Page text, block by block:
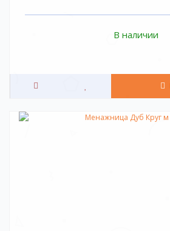
В наличии